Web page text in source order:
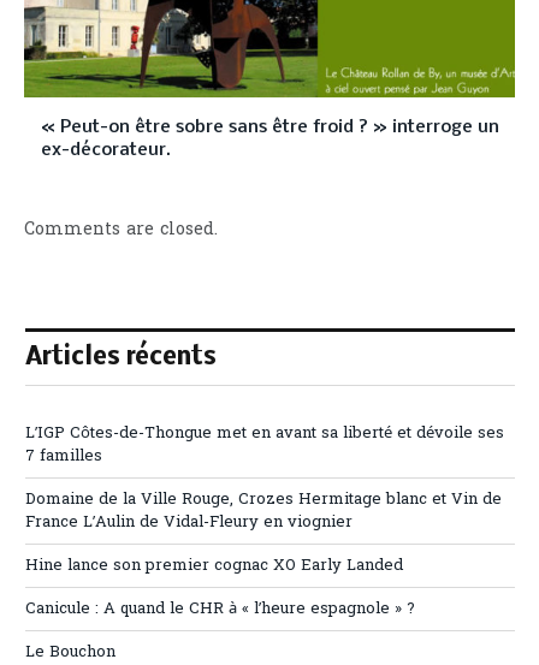
« Peut-on être sobre sans être froid ? » interroge un
ex-décorateur.
Comments are closed.
Articles récents
L’IGP Côtes-de-Thongue met en avant sa liberté et dévoile ses
7 familles
Domaine de la Ville Rouge, Crozes Hermitage blanc et Vin de
France L’Aulin de Vidal-Fleury en viognier
Hine lance son premier cognac XO Early Landed
Canicule : A quand le CHR à « l’heure espagnole » ?
Le Bouchon